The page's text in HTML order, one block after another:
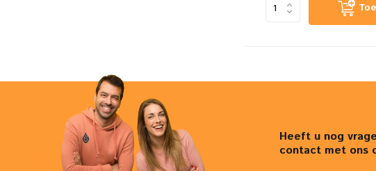
Heeft u nog
contact met ons